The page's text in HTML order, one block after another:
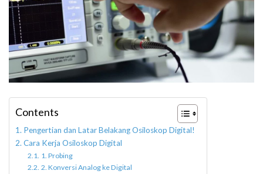
Contents
Pengertian dan Latar Belakang Osiloskop Digital!
Cara Kerja Osiloskop Digital
1. Probing
2. Konversi Analog ke Digital